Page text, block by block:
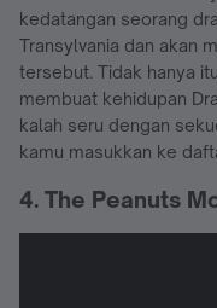
kedatangan seorang
Transylvania dan akan
tersebut. Tidak hanya
membuat kehidupan
kalah seru dengan
kamu masukkan ke
4. The Peanuts